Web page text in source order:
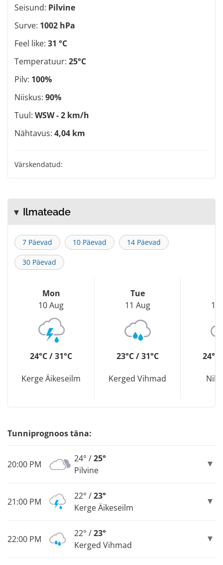
Seisund: Pilvine
Surve: 1002 hPa
Feel like: 31 °C
Temperatuur: 25°C
Pilv: 100%
Niiskus: 90%
Tuul: WSW - 2 km/h
Nähtavus: 4,04 km
Värskendatud:
Ilmateade
7 Päevad 10 Päevad 14 Päevad
30 Päevad
Mon
10 Aug
24°C / 31°C
Kerge Äikeseilm
Tue
11 Aug
23°C / 31°C
Kerged Vihmad
12
24°C
Tunniprognoos täna:
20:00 PM
24° /25°
Pilvine
21:00 PM
22° /23°
Kerge Äikeseilm
22:00 PM
22° /23°
Kerged Vihmad